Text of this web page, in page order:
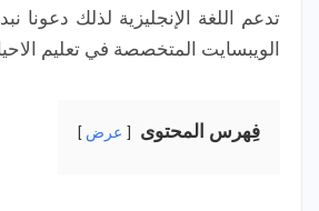
تدعم اللغة الإنجليزية لذلك
الويبسايت المتخصصة في تعليم
فِهرس المحتوى عرض